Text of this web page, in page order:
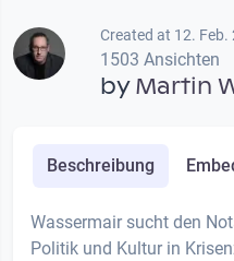
Created at 12. Feb.
1503 Ansichten
byMartin
Beschreibung
Wassermair sucht den
Politik und Kultur in